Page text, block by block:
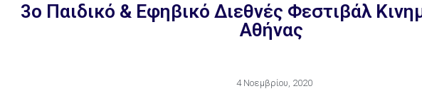
3ο Παιδικό & Εφηβικό Διεθνές Φεστιβάλ
Αθήνας
4 Νοεμβρίου, 2020